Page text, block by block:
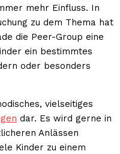
mehr Einfluss. In
zu dem Thema hat
die Peer-Group eine
ein bestimmtes
oder besonders
vielseitiges
dar. Es wird gerne in
Anlässen
Kinder zu einem